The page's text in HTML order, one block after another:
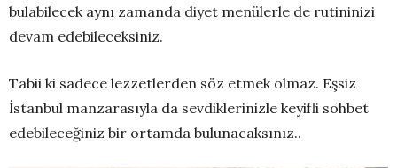
bulabilecek aynı zamanda diyet menülerle de rutininizi
devam edebileceksiniz.
Tabii ki sadece lezzetlerden söz etmek olmaz. Eşsiz
İstanbul manzarasıyla da sevdiklerinizle keyifli sohbet
edebileceğiniz bir ortamda bulunacaksınız..